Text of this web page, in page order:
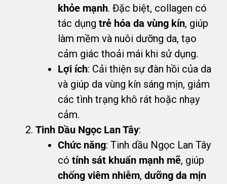
khỏe mạnh. Đặc biệt, collagen có
tác dụng trẻ hóa da vùng kín, giúp
làm mềm và nuôi dưỡng da, tạo
cảm giác thoải mái khi sử dụng.
Lợi ích: Cải thiện sự đàn hồi của da
và giúp da vùng kín sáng mịn, giảm
các tình trạng khô rát hoặc nhạy
cảm.
Tinh Dầu Ngọc Lan Tây:
Chức năng: Tinh dầu Ngọc Lan Tây
có tính sát khuẩn mạnh mẽ, giúp
chống viêm nhiễm, dưỡng da mịn